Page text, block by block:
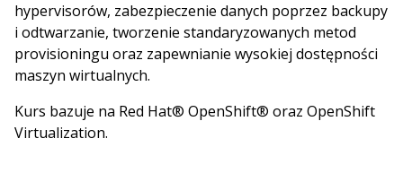
hypervisorów, zabezpieczenie danych poprzez backupy
i odtwarzanie, tworzenie standaryzowanych metod
provisioningu oraz zapewnianie wysokiej dostępności
maszyn wirtualnych.
Kurs bazuje na Red Hat® OpenShift® oraz OpenShift
Virtualization.